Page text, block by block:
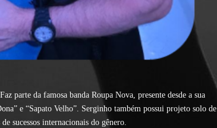
parte da famosa banda Roupa Nova, presente desde a sua
e “Sapato Velho”. Serginho também possui projeto solo de
sucessos internacionais do gênero.